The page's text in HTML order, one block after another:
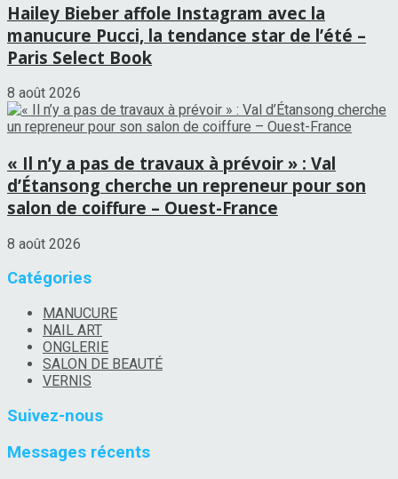
Hailey Bieber affole Instagram avec la
manucure Pucci, la tendance star de l’été –
Paris Select Book
8 août 2026
« Il n’y a pas de travaux à prévoir » : Val
d’Étansong cherche un repreneur pour son
salon de coiffure – Ouest-France
8 août 2026
Catégories
MANUCURE
NAIL ART
ONGLERIE
SALON DE BEAUTÉ
VERNIS
Suivez-nous
Messages récents